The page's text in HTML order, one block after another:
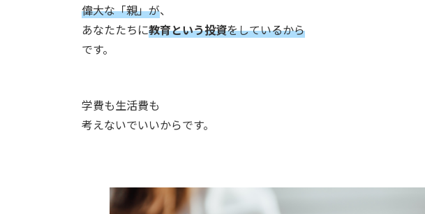
偉大な「親」が、
あなたたちに教育という投資をしているから
です。
学費も生活費も
考えないでいいからです。